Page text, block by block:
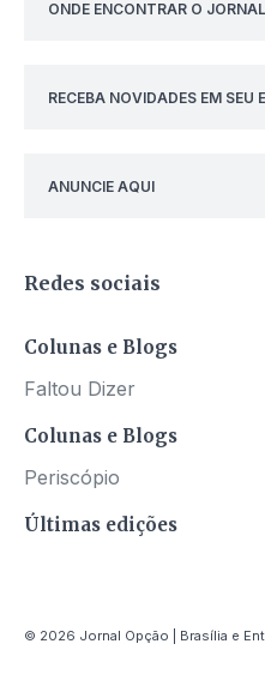
ONDE ENCONTRAR O
RECEBA NOVIDADES EM SEU
ANUNCIE AQUI
Redes sociais
Colunas e Blogs
Faltou Dizer
Colunas e Blogs
Periscópio
Últimas edições
© 2026 Jornal Opção | Brasília e